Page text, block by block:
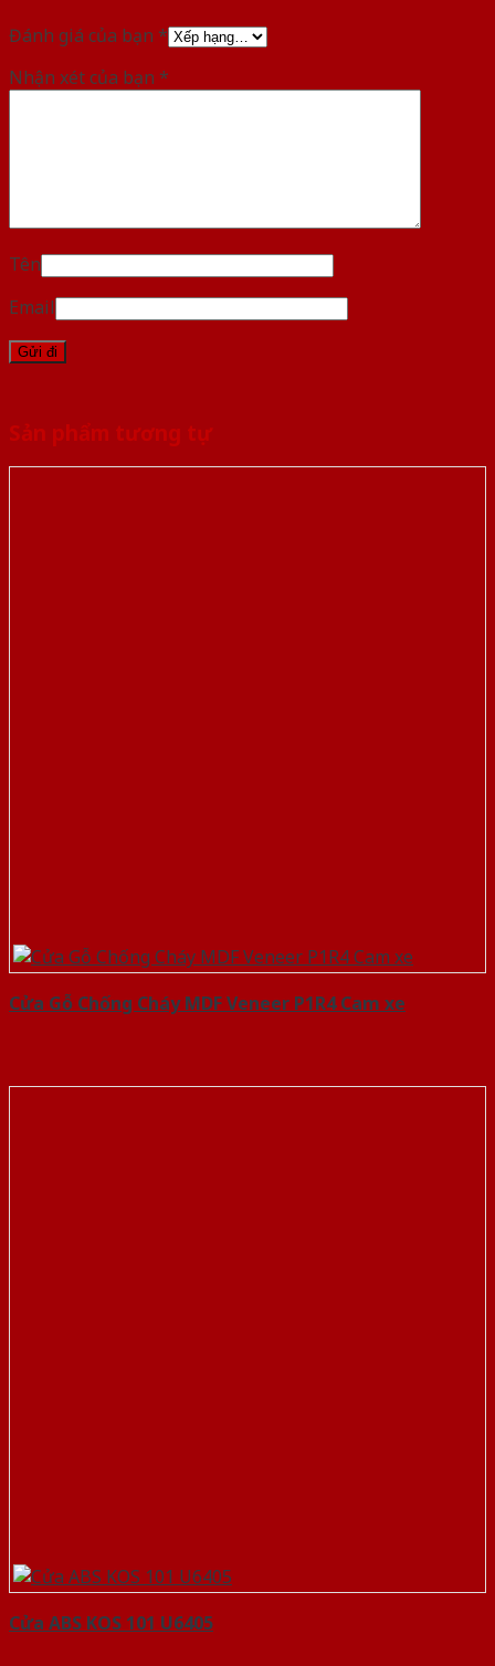
Đánh giá của bạn *
Nhận xét của bạn *
Tên
Email
Sản phẩm tương tự
Cửa Gỗ Chống Cháy MDF Veneer P1R4 Cam xe
Cửa ABS KOS 101 U6405